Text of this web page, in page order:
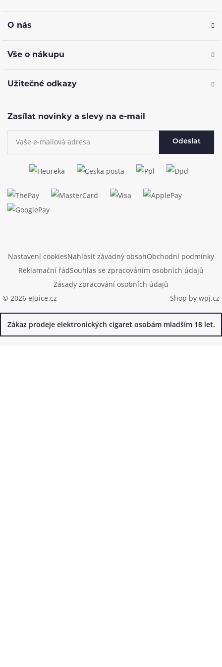
O nás
Vše o nákupu
Užitečné odkazy
Zasílat novinky a slevy na e-mail
Odeslat
© 2026 eJuice.cz
Nastavení cookiesNahlásit závadný obsahObchodní podmínky
Reklamační řádSouhlas se zpracováním osobních údajů
Zásady zpracování osobních údajů
Shop by wpj.cz
Zákaz prodeje elektronických cigaret osobám mladším 18 let.